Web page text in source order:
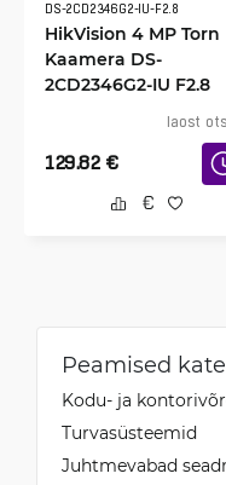
DS-2CD2346G2-IU-F2.8
HikVision 4 MP Torn
Kaamera DS-
2CD2346G2-IU F2.8
laost
129.82 €
Peamised
Kodu- ja
Turvasüsteemid
Juhtmevabad